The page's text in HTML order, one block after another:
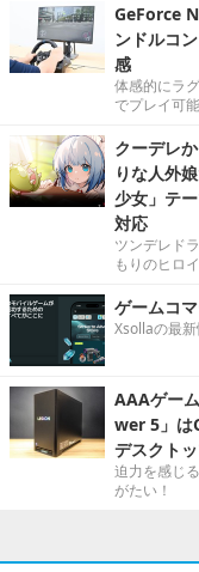
GeForce
ンドルコ
感
体感的にラ
でプレイ可能
クーデレ
りな人外
少女」テ
対応
ツンデレド
もりのヒロ
ゲームコ
Xsollaの最新
AAAゲー
wer 5」は
デスクト
迫力を感じ
がたい！